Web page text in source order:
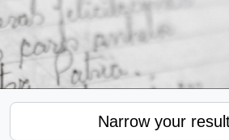
Narrow your